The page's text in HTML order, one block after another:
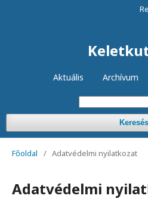
Aktuális Archívum
Keresés
Főoldal / Adatvédelmi nyilatkozat
Adatvédelmi